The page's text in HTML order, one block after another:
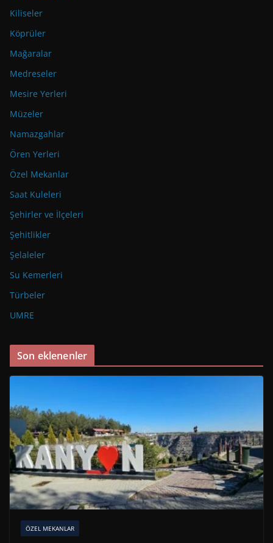
Kiliseler
Köprüler
Mağaralar
Medreseler
Mesire Yerleri
Müzeler
Namazgahlar
Ören Yerleri
Özel Mekanlar
Saat Kuleleri
Şehirler ve İlçeleri
Şehitlikler
Şelaleler
Su Kemerleri
Türbeler
UMRE
Son eklenenler
ÖZEL MEKANLAR